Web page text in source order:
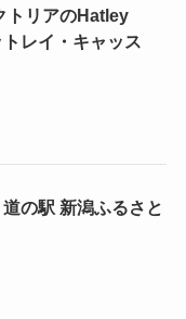
トリアのHatley
レイ・キャッス
道の駅 新潟ふるさと